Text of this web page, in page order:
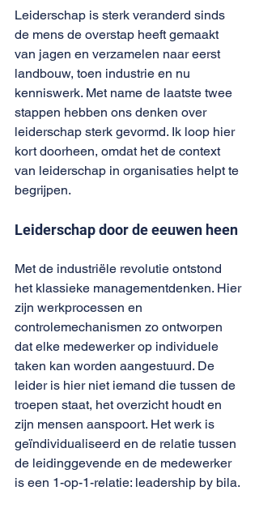
Leiderschap is sterk veranderd sinds
de mens de overstap heeft gemaakt
van jagen en verzamelen naar eerst
landbouw, toen industrie en nu
kenniswerk. Met name de laatste twee
stappen hebben ons denken over
leiderschap sterk gevormd. Ik loop hier
kort doorheen, omdat het de context
van leiderschap in organisaties helpt te
begrijpen.
Leiderschap door de eeuwen heen
Met de industriële revolutie ontstond
het klassieke managementdenken. Hier
zijn werkprocessen en
controlemechanismen zo ontworpen
dat elke medewerker op individuele
taken kan worden aangestuurd. De
leider is hier niet iemand die tussen de
troepen staat, het overzicht houdt en
zijn mensen aanspoort. Het werk is
geïndividualiseerd en de relatie tussen
de leidinggevende en de medewerker
is een 1-op-1-relatie: leadership by bila.